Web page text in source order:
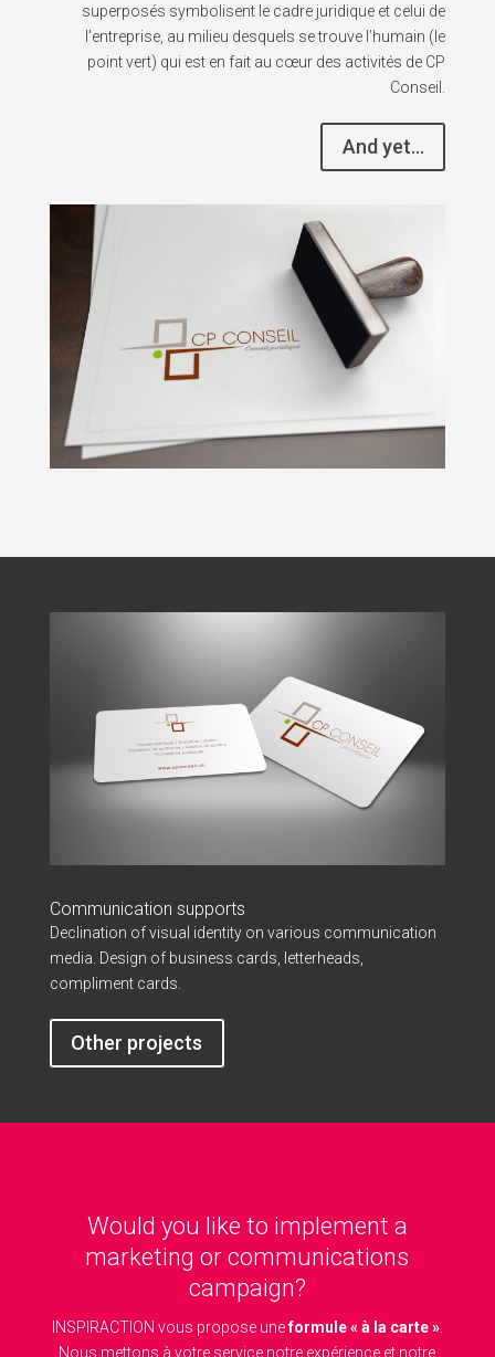
superposés symbolisent le cadre juridique et celui de
l’entreprise, au milieu desquels se trouve l’humain (le
point vert) qui est en fait au cœur des activités de CP
Conseil.
And yet...
Communication supports
Declination of visual identity on various communication
media. Design of business cards, letterheads,
compliment cards.
Other projects
Would you like to implement a
marketing or communications
campaign?
INSPIRACTION vous propose uneformule « à la carte ».
Nous mettons à votre service notre expérience et notre